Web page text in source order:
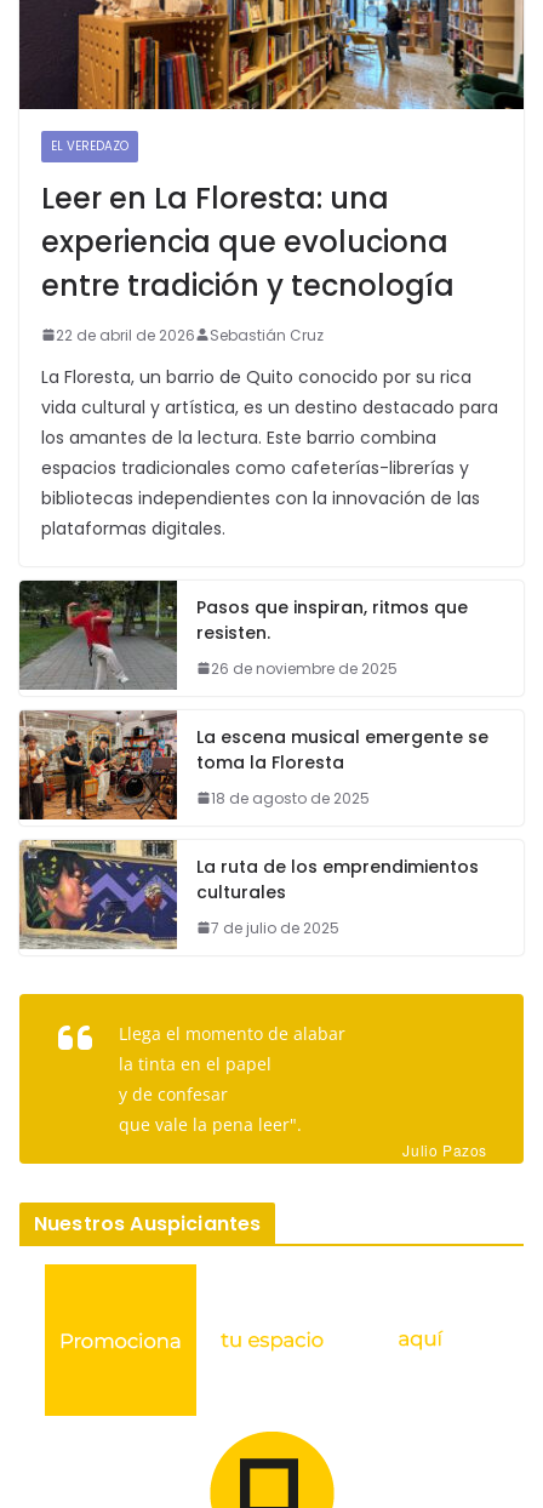
EL VEREDAZO
Leer en La Floresta: una
experiencia que evoluciona
entre tradición y tecnología
22 de abril de 2026 Sebastián Cruz
La Floresta, un barrio de Quito conocido por su rica
vida cultural y artística, es un destino destacado para
los amantes de la lectura. Este barrio combina
espacios tradicionales como cafeterías-librerías y
bibliotecas independientes con la innovación de las
plataformas digitales.
Pasos que inspiran, ritmos que
resisten.
26 de noviembre de 2025
La escena musical emergente se
toma la Floresta
18 de agosto de 2025
La ruta de los emprendimientos
culturales
7 de julio de 2025
Llega el momento de alabar
la tinta en el papel
y de confesar
que vale la pena leer".
Julio Pazos
Nuestros Auspiciantes